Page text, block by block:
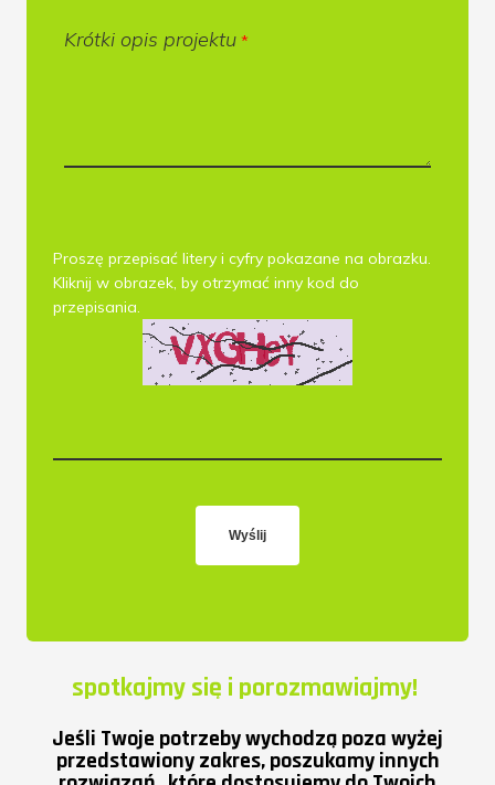
Krótki opis projektu *
Proszę przepisać litery i cyfry pokazane na obrazku.
Kliknij w obrazek, by otrzymać inny kod do
przepisania.
Wyślij
spotkajmy się i porozmawiajmy!
Jeśli Twoje potrzeby wychodzą poza wyżej
przedstawiony zakres, poszukamy innych